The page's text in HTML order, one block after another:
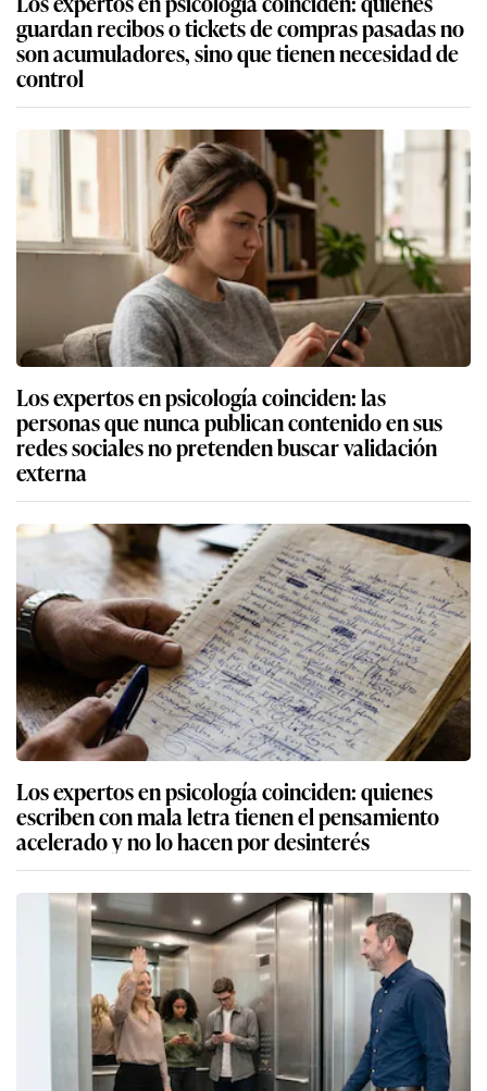
guardan recibos o tickets de compras pasadas no
son acumuladores, sino que tienen necesidad de
control
Los expertos en psicología coinciden: las
personas que nunca publican contenido en sus
redes sociales no pretenden buscar validación
externa
Los expertos en psicología coinciden: quienes
escriben con mala letra tienen el pensamiento
acelerado y no lo hacen por desinterés